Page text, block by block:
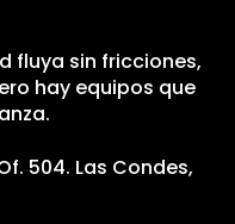
fluya sin fricciones,
hay equipos que
504. Las Condes,